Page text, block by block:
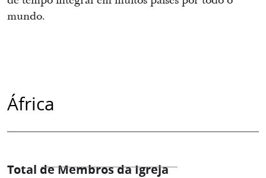
mundo.
África
Total de Membros da Igreja